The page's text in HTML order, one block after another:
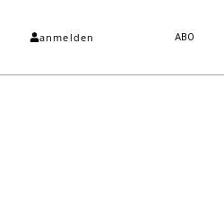
anmelden ABO